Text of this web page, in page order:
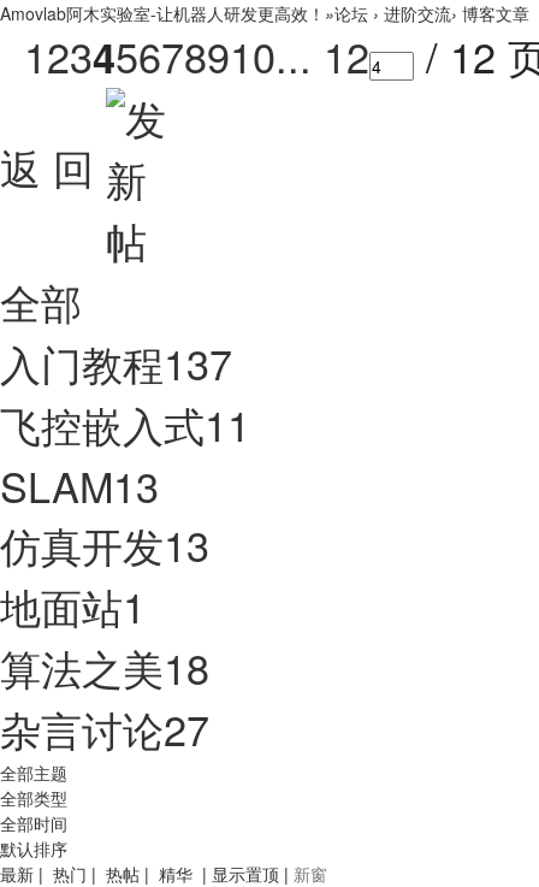
Amovlab阿木实验室-让机器人研发更高效！ »论坛 › 进阶交流› 博客文章
12345678910... 12
/ 12
返 回
全部
入门教程137
飞控嵌入式11
SLAM13
仿真开发13
地面站1
算法之美18
杂言讨论27
全部主题
全部类型
全部时间
默认排序
最新 | 热门 | 热帖 | 精华 | 显示置顶 | 新窗